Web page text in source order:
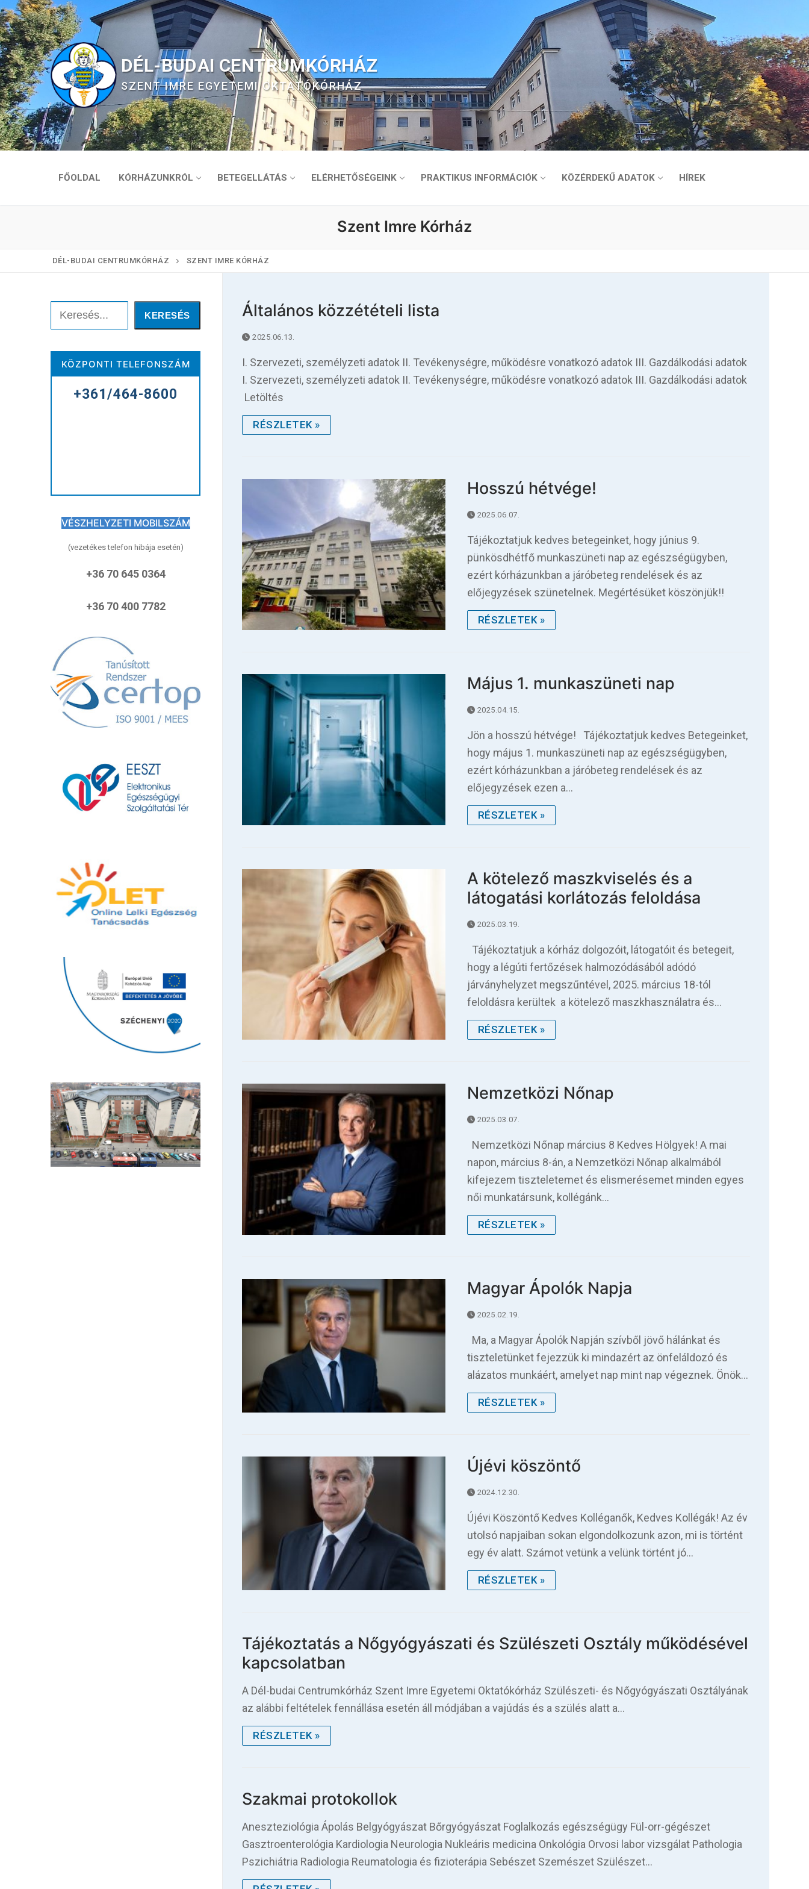
Ugrás
a
tartalomra
DÉL-BUDAI CENTRUMKÓRHÁZ
SZENT IMRE EGYETEMI OKTATÓKÓRHÁZ
FŐOLDAL KÓRHÁZUNKRÓL BETEGELLÁTÁS ELÉRHETŐSÉGEINK PRAKTIKUS INFORMÁCIÓK KÖZÉRDEKŰ ADATOK HÍREK
Keresése:
Főoldal
Kórházunkról
Közérdekű adatok
Hírek
Szent Imre Kórház
DÉL-BUDAI CENTRUMKÓRHÁZ SZENT IMRE KÓRHÁZ
Keresés KERESÉS
KÖZPONTI TELEFONSZÁM
+361/464-8600
VÉSZHELYZETI MOBILSZÁM
(vezetékes telefon hibája esetén)
+36 70 645 0364
+36 70 400 7782
Általános közzétételi lista
2025.06.13.
I. Szervezeti, személyzeti adatok II. Tevékenységre, működésre vonatkozó adatok III. Gazdálkodási adatok
I. Szervezeti, személyzeti adatok II. Tevékenységre, működésre vonatkozó adatok III. Gazdálkodási adatok
Letöltés
RÉSZLETEK »
Hosszú hétvége!
2025.06.07.
Tájékoztatjuk kedves betegeinket, hogy június 9.
pünkösdhétfő munkaszüneti nap az egészségügyben,
ezért kórházunkban a járóbeteg rendelések és az
előjegyzések szünetelnek. Megértésüket köszönjük!!
RÉSZLETEK »
Május 1. munkaszüneti nap
2025.04.15.
Jön a hosszú hétvége! Tájékoztatjuk kedves Betegeinket,
hogy május 1. munkaszüneti nap az egészségügyben,
ezért kórházunkban a járóbeteg rendelések és az
előjegyzések ezen a…
RÉSZLETEK »
A kötelező maszkviselés és a
látogatási korlátozás feloldása
2025.03.19.
Tájékoztatjuk a kórház dolgozóit, látogatóit és betegeit,
hogy a légúti fertőzések halmozódásából adódó
járványhelyzet megszűntével, 2025. március 18-tól
feloldásra kerültek a kötelező maszkhasználatra és…
RÉSZLETEK »
Nemzetközi Nőnap
2025.03.07.
Nemzetközi Nőnap március 8 Kedves Hölgyek! A mai
napon, március 8-án, a Nemzetközi Nőnap alkalmából
kifejezem tiszteletemet és elismerésemet minden egyes
női munkatársunk, kollégánk…
RÉSZLETEK »
Magyar Ápolók Napja
2025.02.19.
Ma, a Magyar Ápolók Napján szívből jövő hálánkat és
tiszteletünket fejezzük ki mindazért az önfeláldozó és
alázatos munkáért, amelyet nap mint nap végeznek. Önök…
RÉSZLETEK »
Újévi köszöntő
2024.12.30.
Újévi Köszöntő Kedves Kolléganők, Kedves Kollégák! Az év
utolsó napjaiban sokan elgondolkozunk azon, mi is történt
egy év alatt. Számot vetünk a velünk történt jó…
RÉSZLETEK »
Tájékoztatás a Nőgyógyászati és Szülészeti Osztály működésével
kapcsolatban
A Dél-budai Centrumkórház Szent Imre Egyetemi Oktatókórház Szülészeti- és Nőgyógyászati Osztályának
az alábbi feltételek fennállása esetén áll módjában a vajúdás és a szülés alatt a…
RÉSZLETEK »
Szakmai protokollok
Aneszteziológia Ápolás Belgyógyászat Bőrgyógyászat Foglalkozás egészségügy Fül-orr-gégészet
Gasztroenterológia Kardiologia Neurologia Nukleáris medicina Onkológia Orvosi labor vizsgálat Pathologia
Pszichiátria Radiologia Reumatologia és fizioterápia Sebészet Szemészet Szülészet…